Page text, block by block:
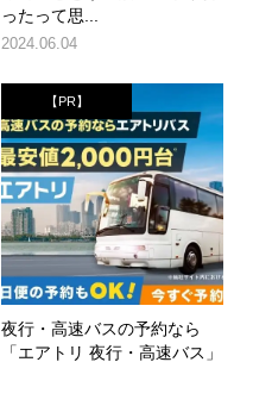
ったって思...
2024.06.04
【PR】
夜行・高速バスの予約なら
「エアトリ 夜行・高速バス」